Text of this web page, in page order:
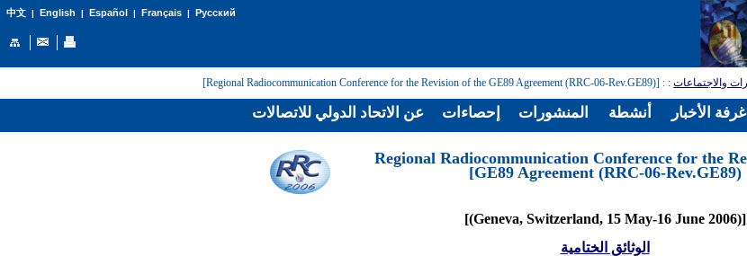
中文| English | Español | Français| Русский
والاجتماعات:
: [Regional Radiocommunication Conference for the Revision of the GE89 Agreement (RRC-06-Rev.GE89)]
[Regional Radiocommunication Conference for the
GE89 Agreement (RRC-06-Rev.GE89)]
[(Geneva, Switzerland, 15 May-16 June 2006)]
الوثائق الختامية
عن الاتحاد الدولي للاتصالات إحصاءات المنشورات أنشطة غرفة الأخبار